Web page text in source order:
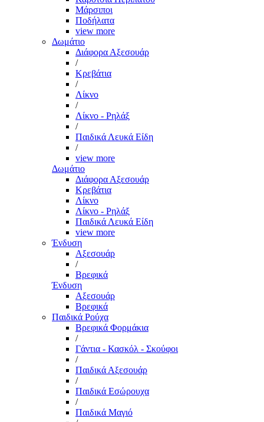
Μάρσιποι
Ποδήλατα
view more
Δωμάτιο
Διάφορα Αξεσουάρ
/
Κρεβάτια
/
Λίκνο
/
Λίκνο - Ρηλάξ
/
Παιδικά Λευκά Είδη
/
view more
Δωμάτιο
Διάφορα Αξεσουάρ
Κρεβάτια
Λίκνο
Λίκνο - Ρηλάξ
Παιδικά Λευκά Είδη
view more
Ένδυση
Αξεσουάρ
/
Βρεφικά
Ένδυση
Αξεσουάρ
Βρεφικά
Παιδικά Ρούχα
Βρεφικά Φορμάκια
/
Γάντια - Κασκόλ - Σκούφοι
/
Παιδικά Αξεσουάρ
/
Παιδικά Εσώρουχα
/
Παιδικά Μαγιό